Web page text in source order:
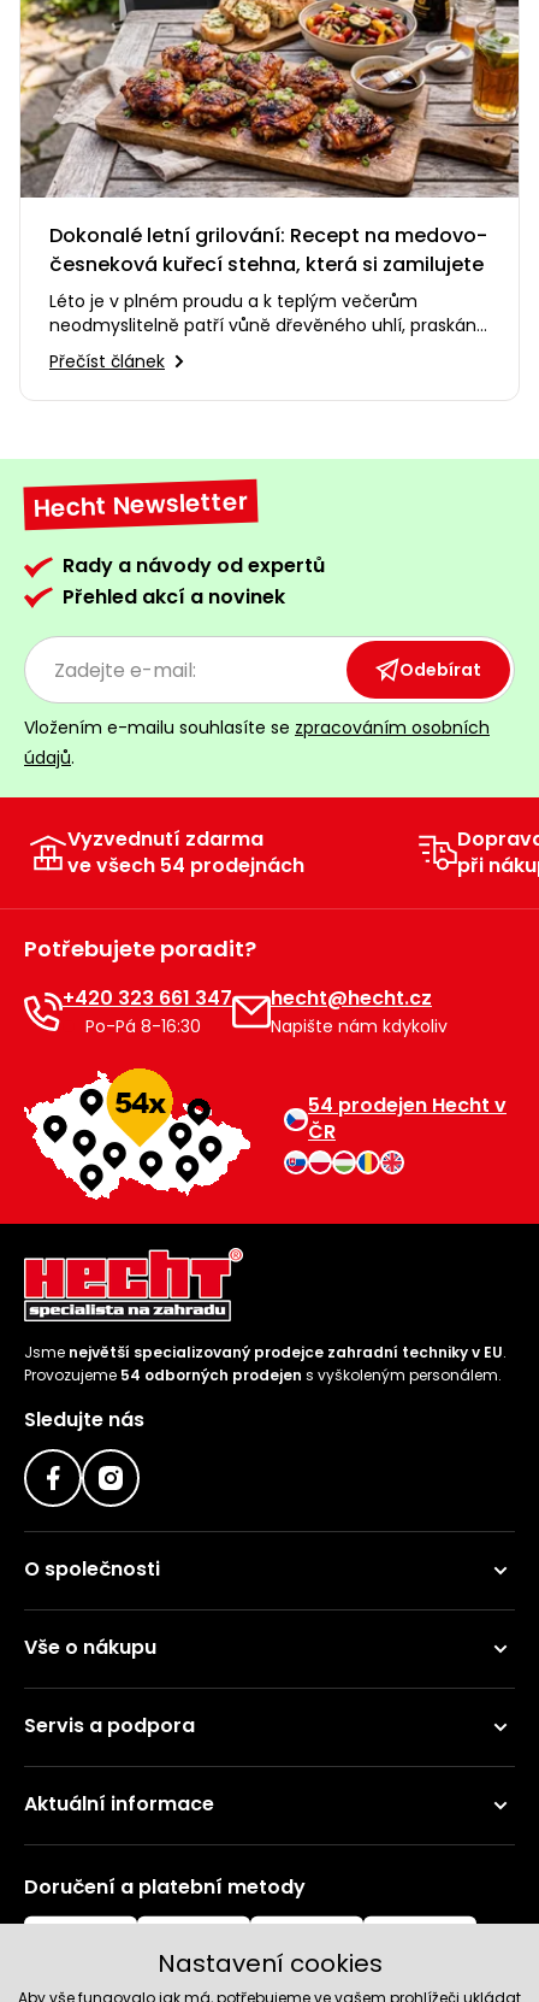
Dokonalé letní grilování: Recept na medovo-
česneková kuřecí stehna, která si zamilujete
Léto je v plném proudu a k teplým večerům
neodmyslitelně patří vůně dřevěného uhlí, praskání
ohně a smích s přáteli na…
Přečíst článek
Hecht Newsletter
Rady a návody od expertů
Přehled akcí a novinek
Odebírat
Vložením e-mailu souhlasíte se zpracováním osobních
údajů.
Vyzvednutí zdarma
ve všech 54 prodejnách
při
Potřebujete poradit?
+420 323 661 347
Po-Pá 8-16:30
hecht@hecht.cz
Napište nám kdykoliv
54 prodejen Hecht v
ČR
Jsme největší specializovaný prodejce zahradní techniky v EU.
Provozujeme 54 odborných prodejen s vyškoleným personálem.
Sledujte nás
O společnosti
Vše o nákupu
Servis a podpora
Aktuální informace
Doručení a platební metody
Nastavení cookies
Aby vše fungovalo jak má, potřebujeme ve vašem prohlížeči ukládat